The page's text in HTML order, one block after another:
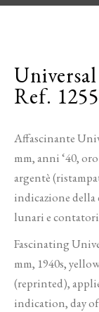
Ref.
Affascinante
mm, anni ‘40,
argentè
indicazione della
lunari e
Fascinating
mm, 1940s,
(reprinted),
indication, day